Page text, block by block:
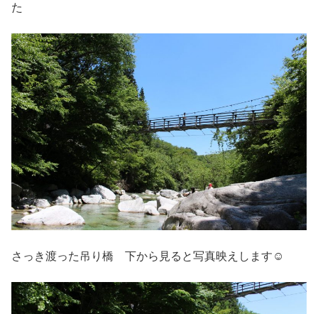
た
さっき渡った吊り橋 下から見ると写真映えします☺